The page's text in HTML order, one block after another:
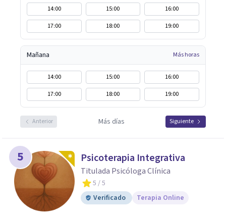
14:00 15:00
16:00
17:00
18:00 19:00
Mañana Más horas
14:00 15:00
16:00
17:00
18:00 19:00
Anterior Más días Siguiente
5 Psicoterapia Integrativa
Titulada Psicóloga Clínica
5 / 5
Verificado
Terapia Online